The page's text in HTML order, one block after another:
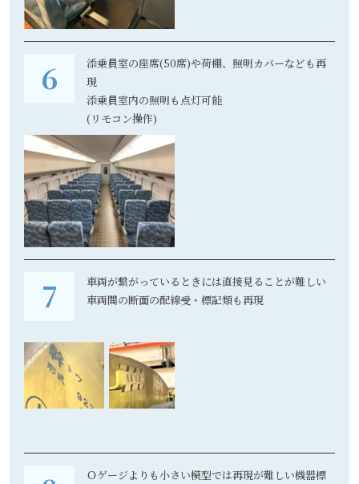
添乗員室の座席(50席)や荷棚、照明カバーなども再
現
添乗員室内の照明も点灯可能
(リモコン操作)
車両が繋がっているときには直接見ることが難しい
車両間の断面の配線受・標記類も再現
Ｏゲージよりも小さい模型では再現が難しい機器標